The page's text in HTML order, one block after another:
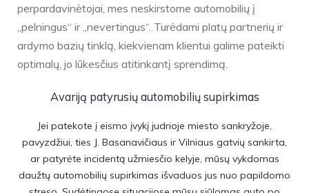
perpardavinėtojai, mes neskirstome automobilių į
„pelningus“ ir „nevertingus“. Turėdami platų partnerių ir
ardymo bazių tinklą, kiekvienam klientui galime pateikti
optimalų, jo lūkesčius atitinkantį sprendimą.
Avariją patyrusių automobilių supirkimas
Jei patekote į eismo įvykį judrioje miesto sankryžoje,
pavyzdžiui, ties J. Basanavičiaus ir Vilniaus gatvių sankirta,
ar patyrėte incidentą užmiesčio kelyje, mūsų vykdomas
daužtų automobilių supirkimas išvaduos jus nuo papildomo